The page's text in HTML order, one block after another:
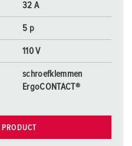
32 A
5 p
110 V
schroefklemmen
ErgoCONTACT®
PRODUCT